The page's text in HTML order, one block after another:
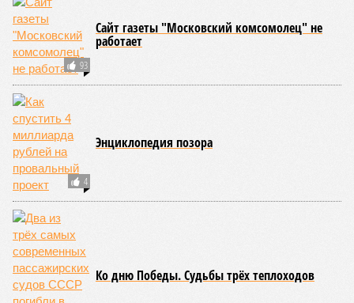
1759 до 156 лет»
из ключевых авторов исследования, научный сотрудник
Центра био- и медицинских технологий Сколтеха и
научный сотрудник Института искусственного интеллекта
(AIRI).
Интересно, что некоторые ткани нашего организма более
устойчивы к соматическим мутациям, чем другие. В
частности, клетки печени: они с радостью заменят старые,
процветая бесконечно долго. С другой стороны, клетки
миокарда (среднего слоя сердечной мышцы) и нейроны
(клетки головного мозга) гораздо более подвержены
мутациям: если их функция деления и размножения
утрачена, восстановить её невозможно. Когда они
перестают функционировать, отказывают сердце и мозг,
что, разумеется, приводит к смерти. Авторы исследования
называют эти типы клеток «критическими точками
ограничения продолжительности жизни».